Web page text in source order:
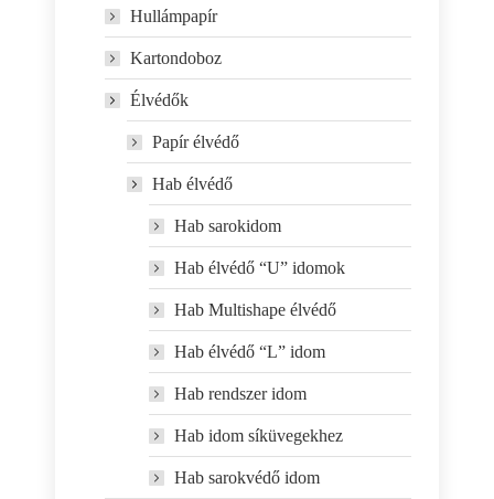
Hullámpapír
Kartondoboz
Élvédők
Papír élvédő
Hab élvédő
Hab sarokidom
Hab élvédő “U” idomok
Hab Multishape élvédő
Hab élvédő “L” idom
Hab rendszer idom
Hab idom síküvegekhez
Hab sarokvédő idom